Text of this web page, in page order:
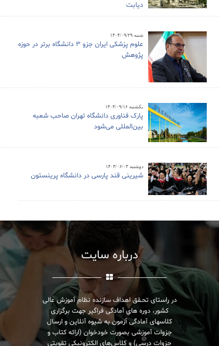
دیابت
شنبه ۱۴۰۴/۰۹/۲۹
علوم پزشکی ایران جزو ۳ دانشگاه برتر در حوزه
پژوهش
یکشنبه ۱۴۰۴/۰۹/۱۶
پارک فناوری دانشگاه تهران صاحب شعبه
بین‌المللی می‌شود
دوشنبه ۱۴۰۴/۰۶/۰۳
شیرینی قند پارسی در دانشگاه پرینستون
درباره سایت
در راستای تحـقق اهداف سازنده نظام آموزش عالی
کشور، دوره های آمادگی فراگیر جهت برگزاری
کلاسهای آمادگی آزمون به شیوه آنلاین و ارسال
جزوات آموزشی بصورت خودخوان (ارائه کتاب و
جزوات درسی) و کلاس‌های الکترونیکی تقویتی